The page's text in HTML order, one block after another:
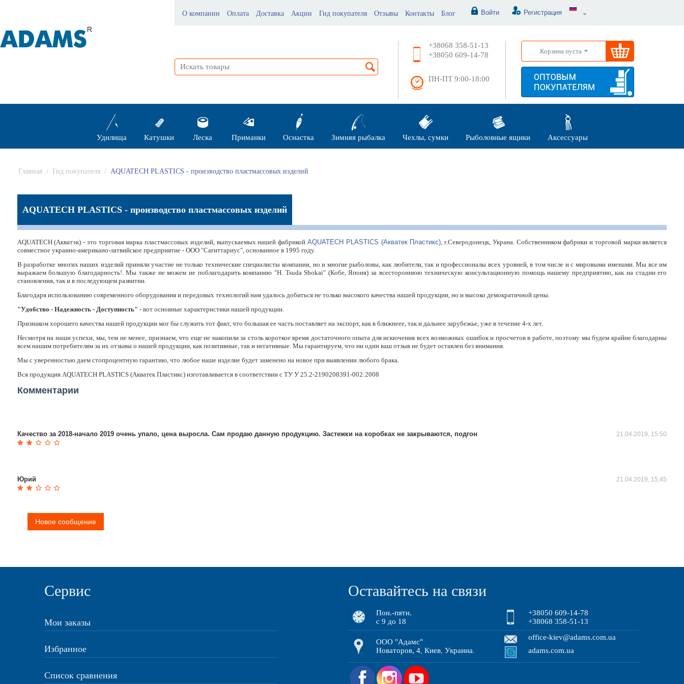
О компании Оплата Доставка Акции Гид покупателя Отзывы Контакты Блог Войти Регистрация
+38068 358-51-13
+38050 609-14-78
ПН-ПТ 9:00-18:00
Корзина пуста
Удилища Катушки Леска Приманки Оснастка Зимняя рыбалка Чехлы, сумки Рыболовные ящики Аксессуары
Главная / Гид покупателя / AQUATECH PLASTICS - производство пластмассовых изделий
AQUATECH PLASTICS - производство пластмассовых изделий
AQUATECH (Акватэк) - это торговая марка пластмассовых изделий, выпускаемых нашей фабрикой AQUATECH PLASTICS (Акватек Пластикс), г.Северодонецк, Украна. Собственником фабрики и торговой марки является
совместное украино-американо-латвийское предприятие - ООО "Сагиттариус", основанное в 1995 году.
В разработке многих наших изделий приняли участие не только технические специалисты компании, но и многие рыболовы, как любители, так и профессионалы всех уровней, в том числе и с мировыми именами. Мы все им
выражаем большую благодарность!. Мы также не можем не поблагодарить компанию "H. Tsuda Shokai" (Кобе, Японя) за всестороннюю техническую консультационную помощь нашему предприятию, как на стадии его
становления, так и в последующем развитии.
Благодаря использованию современного оборудования и передовых технологий нам удалось добиться не только высокого качества нашей продукции, но и высоко демократичной цены.
"Удобство - Надежность - Доступность" - вот основные характеристики нашей продукции.
Признаком хорошего качества нашей продукции мог бы служить тот факт, что большая ее часть поставляет на экспорт, как в ближнеее, так и дальнее зарубежье, уже в течение 4-х лет.
Несмотря на наши успехи, мы, тем не менее, признаем, что еще не накопили за столь короткое время достаточного опыта для искючения всех возможных ошибок и просчетов в работе, поэтому мы будем крайне благодарны
всем нашим потребителям за их отзывы о нашей продукции, как позитивные, так и негативные. Мы гарантируем, что ни один ваш отзыв не будет оставлен без внимания.
Мы с уверенностью даем стопроцентную гарантию, что любое наше изделие будет заменено на новое при выявлении любого брака.
Вся продукция AQUATECH PLASTICS (Акватек Пластикс) изготавливается в соответствии с ТУ У 25.2-2190208391-002:2008
Комментарии
Качество за 2018-начало 2019 очень упало, цена выросла. Сам продаю данную продукцию. Застежки на коробках не закрываются, подгон 21.04.2019, 15:50
Юрий 21.04.2019, 15:45
Новое сообщение
Сервис
Мои заказы
Избранное
Список сравнения
Оставайтесь на связи
Пон.-пятн.
с 9 до 18
+38050 609-14-78
+38068 358-51-13
ООО "Адамс"
Новаторов, 4,Киев,Украина.
office-kiev@adams.com.ua
adams.com.ua
.